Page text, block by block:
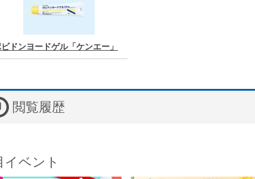
ドンヨードゲル「ケンエー」
閲覧履歴
イベント